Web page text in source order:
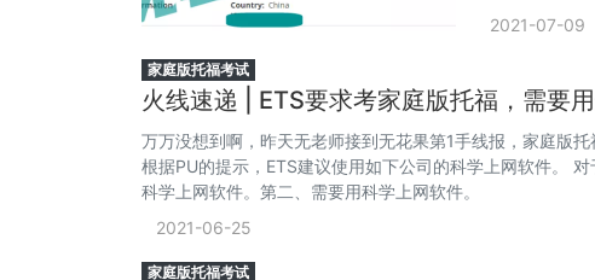
被Hold。 ETS
2021-07-09
家庭版托福考试
火线速递 | ETS要求考家庭版托福，需要
万万没想到啊，昨天无老师接到无花果第1手线报，家庭版
根据PU的提示，ETS建议使用如下公司的科学上网软件。
科学上网软件。第二、需要用科学上网软件。
2021-06-25
家庭版托福考试